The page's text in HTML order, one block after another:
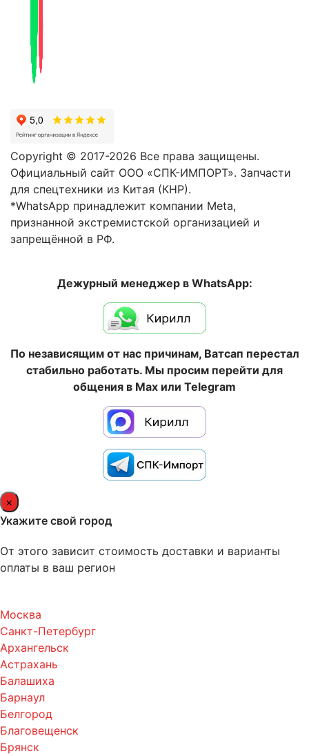
Copyright © 2017-2026 Все права защищены.
Официальный сайт ООО «СПК-ИМПОРТ». Запчасти
для спецтехники из Китая (КНР).
*WhatsApp принадлежит компании Meta,
признанной экстремистской организацией и
запрещённой в РФ.
Дежурный менеджер в WhatsApp:
По независящим от нас причинам, Ватсап перестал
стабильно работать. Мы просим перейти для
общения в Max или Telegram
×
Укажите свой город
От этого зависит стоимость доставки и варианты
оплаты в ваш регион
Москва
Санкт-Петербург
Архангельск
Астрахань
Балашиха
Барнаул
Белгород
Благовещенск
Брянск